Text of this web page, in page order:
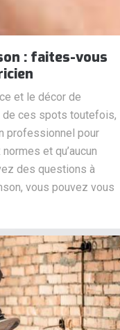
: faites-vous
et le décor de
de ces spots toutefois,
professionnel pour
et qu’aucun
des questions à
vous pouvez vous